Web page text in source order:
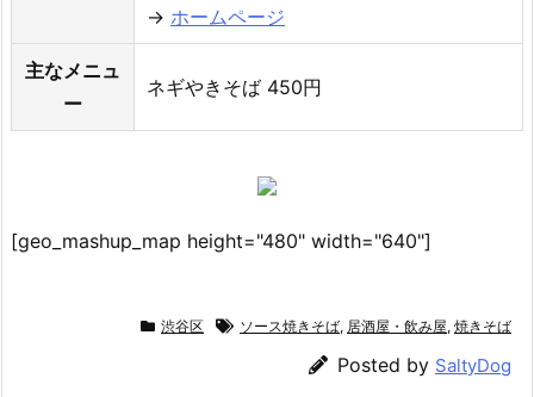
→ ホームページ
主なメニュ
ー
ネギやきそば 450円
[geo_mashup_map height="480" width="640"]
渋谷区 ソース焼きそば, 居酒屋・飲み屋, 焼きそば
Posted by SaltyDog